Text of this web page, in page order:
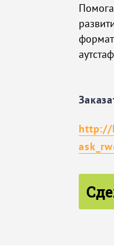
http://